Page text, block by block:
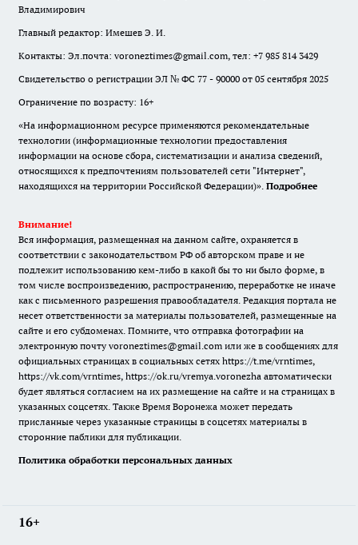
Владимирович
Главный редактор: Имешев Э. И.
Контакты: Эл.почта: voroneztimes@gmail.com, тел: +7 985 814 3429
Свидетельство о регистрации ЭЛ № ФС 77 - 90000 от 05 сентября 2025
Ограничение по возрасту: 16+
«На информационном ресурсе применяются рекомендательные
технологии (информационные технологии предоставления
информации на основе сбора, систематизации и анализа сведений,
относящихся к предпочтениям пользователей сети "Интернет",
находящихся на территории Российской Федерации)». Подробнее
Внимание!
Вся информация, размещенная на данном сайте, охраняется в
соответствии с законодательством РФ об авторском праве и не
подлежит использованию кем-либо в какой бы то ни было форме, в
том числе воспроизведению, распространению, переработке не иначе
как с письменного разрешения правообладателя. Редакция портала не
несет ответственности за материалы пользователей, размещенные на
сайте и его субдоменах. Помните, что отправка фотографии на
электронную почту voroneztimes@gmail.com или же в сообщениях для
официальных страницах в социальных сетях https://t.me/vrntimes,
https://vk.com/vrntimes, https://ok.ru/vremya.voronezha автоматически
будет являться согласием на их размещение на сайте и на страницах в
указанных соцсетях. Также Время Воронежа может передать
присланные через указанные страницы в соцсетях материалы в
сторонние паблики для публикации.
Политика обработки персональных данных
16+